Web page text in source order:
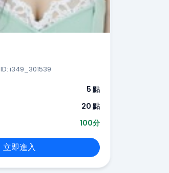
ID: i349_301539
5 點
20 點
100分
立即進入